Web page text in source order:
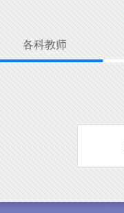
各科教师